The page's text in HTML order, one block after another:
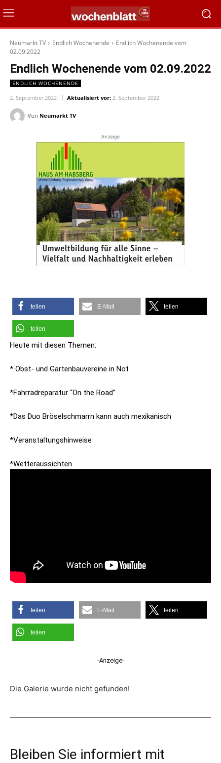
Neumarkt TV Endlich Wochenende
Endlich Wochenende vom
02.09.2022
Endlich Wochenende vom 02.09.2022
ENDLICH WOCHENENDE
2. September 2022 Aktualisiert vor: 2. September 2022
Von Neumarkt TV
Anzeige
teilen E-Mail teilen
teilen
Heute mit diesen Themen:
* Obst- und Gartenbauvereine in Not
*Fahrradreparatur “On the Road”
*Das Duo Bröselschmarrn kann auch mexikanisch
*Veranstaltungshinweise
*Wetteraussichten
teilen E-Mail teilen
teilen
-Anzeige-
Die Galerie wurde nicht gefunden!
Bleiben Sie informiert mit